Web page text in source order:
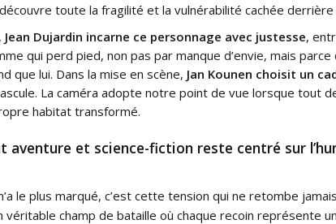
toute la fragilité et la vulnérabilité cachée
Jean Dujardin incarne ce personnage avec justesse,
qui perd pied, non pas par manque d’envie, mais
que lui. Dans la mise en scène, Jan Kounen choisit un
La caméra adopte notre point de vue lorsque tout
habitat transformé.
aventure et science-fiction reste centré sur
le plus marqué, c’est cette tension qui ne retombe
champ de bataille où chaque recoin représente